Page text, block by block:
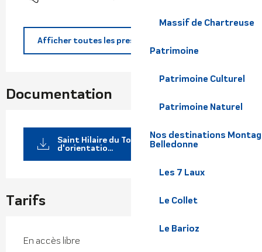
Massif de Chartreuse
Patrimoine
Patrimoine Culturel
Patrimoine Naturel
Nos destinations
Belledonne
Les 7 Laux
Le Collet
Le Barioz
Afficher toutes les prestations
Documentation
Saint Hilaire du Touvet - Parcours
d'orientatio...
Tarifs
En accès libre